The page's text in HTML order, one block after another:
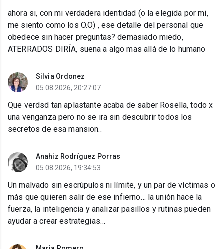
ahora si, con mi verdadera identidad (o la elegida por mi,
me siento como los O.O) , ese detalle del personal que
obedece sin hacer preguntas? demasiado miedo,
ATERRADOS DIRÍA, suena a algo mas allá de lo humano
Silvia Ordonez
05.08.2026, 20:27:07
Que verdsd tan aplastante acaba de saber Rosella, todo x
una venganza pero no se ira sin descubrir todos los
secretos de esa mansion..
Anahiz Rodríguez Porras
05.08.2026, 19:34:53
Un malvado sin escrúpulos ni límite, y un par de víctimas o
más que quieren salir de ese infierno… la unión hace la
fuerza, la inteligencia y analizar pasillos y rutinas pueden
ayudar a crear estrategias…